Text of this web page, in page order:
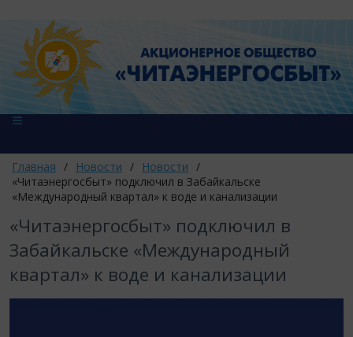
Главная / Новости / Новости /
​«Читаэнергосбыт» подключил в Забайкальске
«Международный квартал» к воде и канализации
​«Читаэнергосбыт» подключил в
Забайкальске «Международный
квартал» к воде и канализации